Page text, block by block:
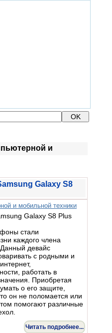
и
Galaxy S8
и мобильной техники
стали
каждого члена
девайс
с родными и
работать в
Приобретая
о его защите,
он не поломается или
помогают различные
Читать подробнее...